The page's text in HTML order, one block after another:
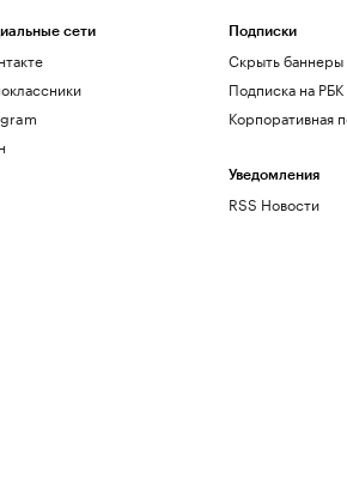
сети Подписки
Скрыть баннеры
Подписка на РБК
Корпоративная
Уведомления
RSS Новости